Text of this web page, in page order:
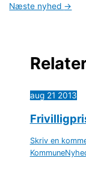
Næste nyhed →
aug 21 2013
Skriv en